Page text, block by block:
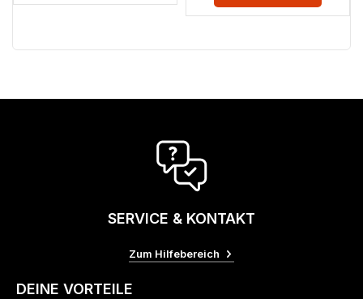
SERVICE & KONTAKT
Zum Hilfebereich
DEINE VORTEILE